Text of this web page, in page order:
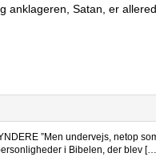
anklageren, Satan, er
”Men undervejs, netop
i Bibelen, der blev